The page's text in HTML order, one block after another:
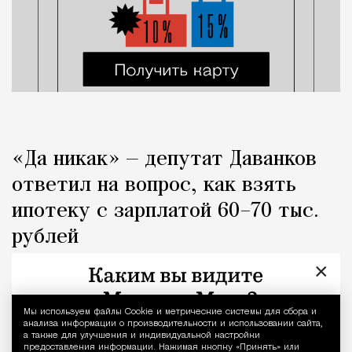
Уведомление
Мы используем файлы Сookie и метрические системы для сбора и
анализа информации о производительности и использовании сайта,
а также для улучшения и индивидуальной настройки
предоставления информации. Нажимая кнопку «Принять» или
«Да никак» — депутат Даванков
ответил на вопрос, как взять
ипотеку с зарплатой 60–70 тыс.
рублей
Кирилл Романов ×